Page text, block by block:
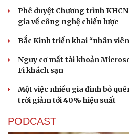
Phê duyệt Chương trình
gia về công nghệ chiến lược
Bắc Kinh triển khai “nhân
Nguy cơ mất tài khoản
Fi khách sạn
Một việc nhiều gia đình bỏ
trời giảm tới 40% hiệu suất
PODCAST